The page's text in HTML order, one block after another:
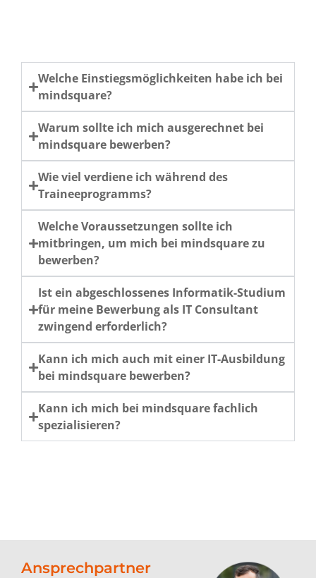
Welche Einstiegsmöglichkeiten habe ich bei
mindsquare?
Warum sollte ich mich ausgerechnet bei
mindsquare bewerben?
Wie viel verdiene ich während des
Traineeprogramms?
Welche Voraussetzungen sollte ich
mitbringen, um mich bei mindsquare zu
bewerben?
Ist ein abgeschlossenes Informatik-Studium
für meine Bewerbung als IT Consultant
zwingend erforderlich?
Kann ich mich auch mit einer IT-Ausbildung
bei mindsquare bewerben?
Kann ich mich bei mindsquare fachlich
spezialisieren?
Ansprechpartner